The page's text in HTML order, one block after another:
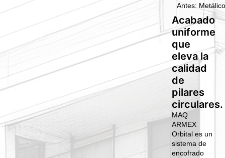
Antes:
Acabado
uniforme
que
eleva la
calidad
de
pilares
circulares.
MAQ
ARMEX
Orbital es un
sistema de
encofrado